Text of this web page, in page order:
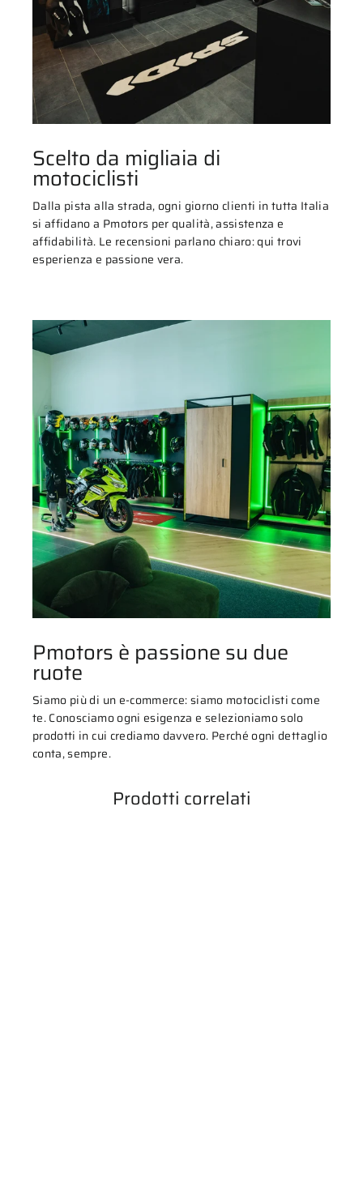
Scelto da migliaia di
motociclisti
Dalla pista alla strada, ogni giorno clienti in tutta Italia
si affidano a Pmotors per qualità, assistenza e
affidabilità. Le recensioni parlano chiaro: qui trovi
esperienza e passione vera.
Pmotors è passione su due
ruote
Siamo più di un e-commerce: siamo motociclisti come
te. Conosciamo ogni esigenza e selezioniamo solo
prodotti in cui crediamo davvero. Perché ogni dettaglio
conta, sempre.
Prodotti correlati